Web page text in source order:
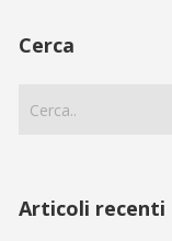
Cerca
Articoli recenti